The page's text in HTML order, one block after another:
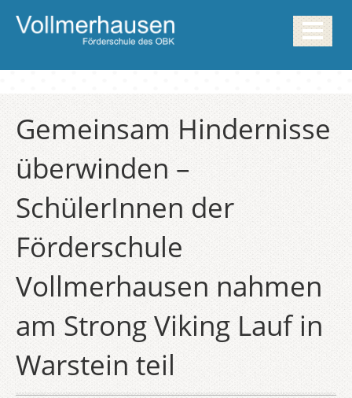
Gemeinsam Hindernisse
überwinden –
SchülerInnen der
Förderschule
Vollmerhausen nahmen
am Strong Viking Lauf in
Warstein teil